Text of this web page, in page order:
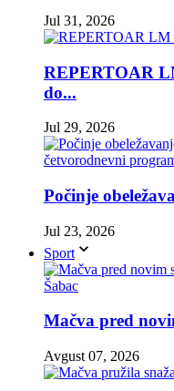
Jul 31, 2026
REPERTOAR
do...
Jul 29, 2026
Počinje
Jul 23, 2026
Sport
Mačva pred
Avgust 07, 2026